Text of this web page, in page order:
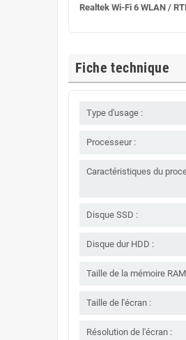
Realtek Wi-Fi 6 WLAN /
Fiche technique
Type d'usage :
Processeur :
Caractéristiques du
Disque SSD :
Disque dur HDD :
Taille de la mémoire
Taille de l'écran :
Résolution de l'écran :